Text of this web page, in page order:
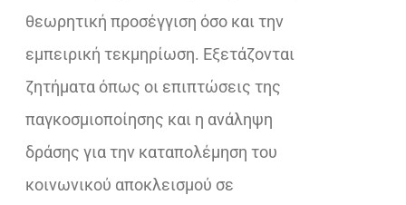
θεωρητική προσέγγιση όσο και την
εμπειρική τεκμηρίωση. Εξετάζονται
ζητήματα όπως οι επιπτώσεις της
παγκοσμιοποίησης και η ανάληψη
δράσης για την καταπολέμηση του
κοινωνικού αποκλεισμού σε